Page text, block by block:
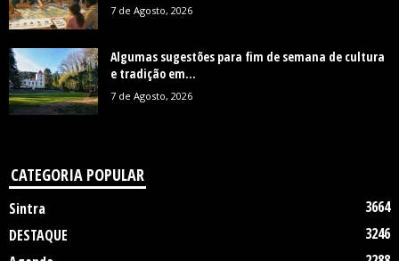
7 de Agosto, 2026
Algumas sugestões para fim de semana de cultura
e tradição em...
7 de Agosto, 2026
CATEGORIA POPULAR
Sintra
3664
DESTAQUE
3246